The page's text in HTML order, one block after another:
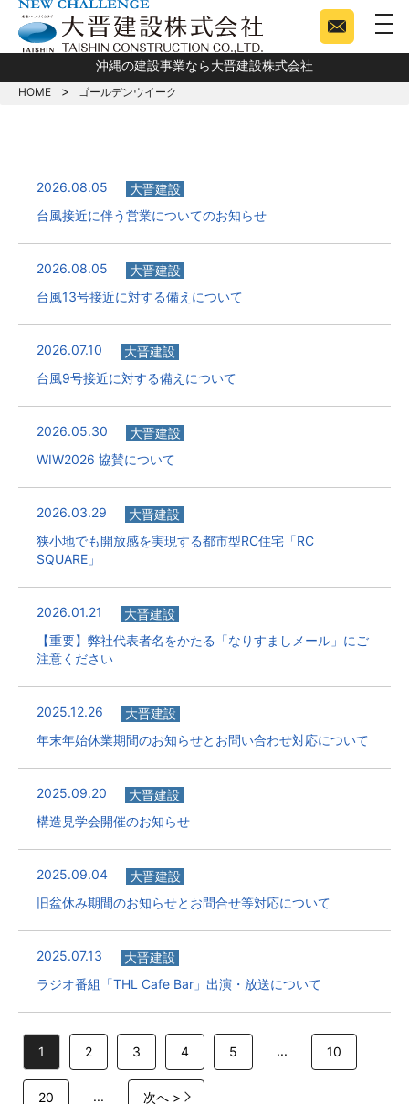
沖縄の建設事業なら大晋建設株式会社
HOME ゴールデンウイーク
2026.08.05
大晋建設
台風接近に伴う営業についてのお知らせ
2026.08.05
大晋建設
台風13号接近に対する備えについて
2026.07.10
大晋建設
台風9号接近に対する備えについて
2026.05.30
大晋建設
WIW2026 協賛について
2026.03.29
大晋建設
狭小地でも開放感を実現する都市型RC住宅「RC
SQUARE」
2026.01.21
大晋建設
【重要】弊社代表者名をかたる「なりすましメール」にご
注意ください
2025.12.26
大晋建設
年末年始休業期間のお知らせとお問い合わせ対応について
2025.09.20
大晋建設
構造見学会開催のお知らせ
2025.09.04
大晋建設
旧盆休み期間のお知らせとお問合せ等対応について
2025.07.13
大晋建設
ラジオ番組「THL Cafe Bar」出演・放送について
1 2 3 4 5 ... 10
20 ... 次へ >